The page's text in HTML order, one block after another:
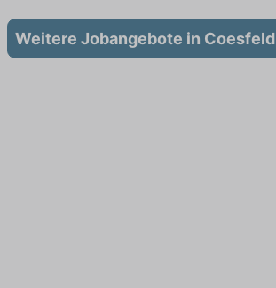
Weitere Jobangebote in Coesfeld